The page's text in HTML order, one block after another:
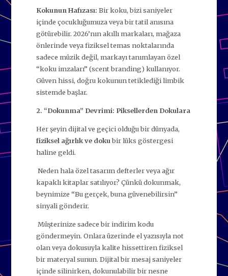
Kokunun Hafızası: Bir koku, bizi saniyeler
içinde çocukluğumuza veya bir tatil anısına
götürebilir. 2026’nın akıllı markaları, mağaza
önlerinde veya fiziksel temas noktalarında
sadece müzik değil, markayı tanımlayan özel
“koku imzaları” (scent branding) kullanıyor.
Güven hissi, doğru kokunun tetiklediği limbik
sistemde başlar.
2. “Dokunma” Devrimi: Piksellerden Dokulara
Her şeyin dijital ve geçici olduğu bir dünyada,
fiziksel ağırlık ve dokubir lüks göstergesi
haline geldi.
Neden hala özel tasarım defterler veya ağır
kapaklı kitaplar satılıyor? Çünkü dokunmak,
beynimize “Bu gerçek, buna güvenebilirsin”
sinyali gönderir.
Müşterinize sadece bir indirim kodu
göndermeyin. Onlara üzerinde el yazısıyla not
olan veya dokusuyla kalite hissettiren fiziksel
bir materyal sunun. Dijital bir mesaj saniyeler
içinde silinirken, dokunulabilir bir nesne